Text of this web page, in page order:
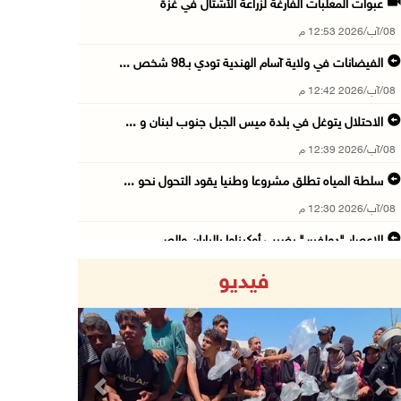
عبوات المعلبات الفارغة لزراعة الأشتال في غزة
08/آب/2026 12:53 م
الفيضانات في ولاية آسام الهندية تودي بـ98 شخص ...
08/آب/2026 12:42 م
الاحتلال يتوغل في بلدة ميس الجبل جنوب لبنان و ...
08/آب/2026 12:39 م
سلطة المياه تطلق مشروعا وطنيا يقود التحول نحو ...
08/آب/2026 12:30 م
الإعصار "دولفين" يضرب أوكيناوا باليابان والصي ...
08/آب/2026 11:44 ص
الاحتلال يواصل تجريف أراضٍ في سنجل شمال رام ...
08/آب/2026 11:35 ص
فيديو
Previous Next